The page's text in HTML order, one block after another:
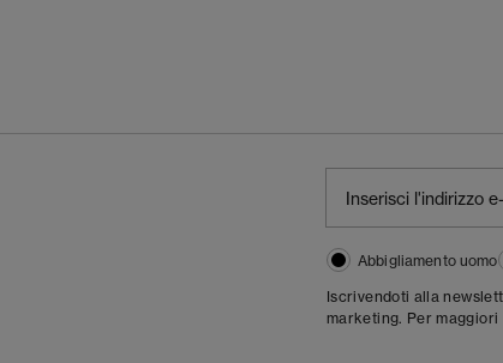
Abbigliamento uomo
Iscrivendoti alla
marketing. Per